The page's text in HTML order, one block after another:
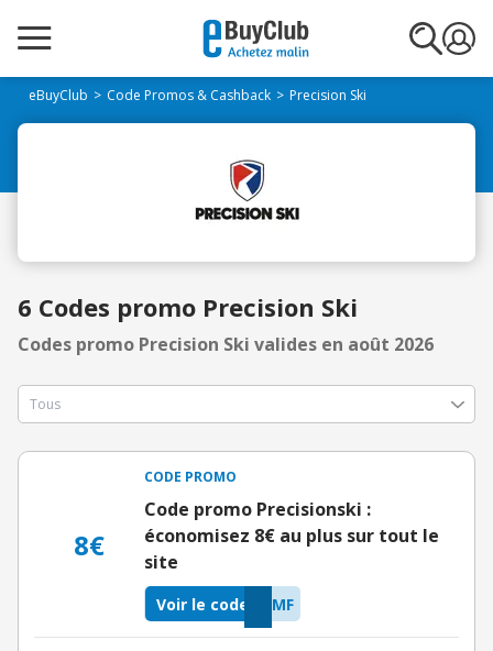
eBuyClub Code Promos & Cashback Precision Ski
6 Codes promo Precision Ski
Codes promo Precision Ski valides en août 2026
8€
CODE PROMO
Code promo Precisionski :
économisez 8€ au plus sur tout le
site
IMF
Voir le code